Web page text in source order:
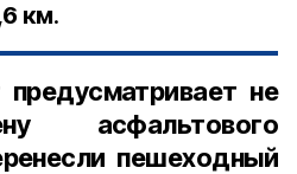
км.
не
асфальтового
пешеходный